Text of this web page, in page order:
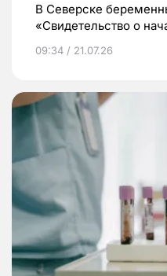
В Северске
«Свидетельство о
09:34 / 21.07.26